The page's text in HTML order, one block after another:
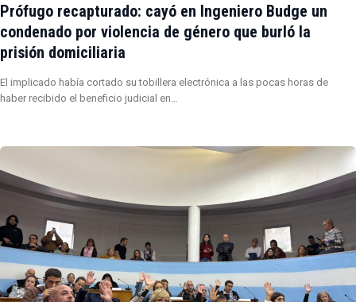
Prófugo recapturado: cayó en Ingeniero Budge un
condenado por violencia de género que burló la
prisión domiciliaria
El implicado había cortado su tobillera electrónica a las pocas horas de
haber recibido el beneficio judicial en…